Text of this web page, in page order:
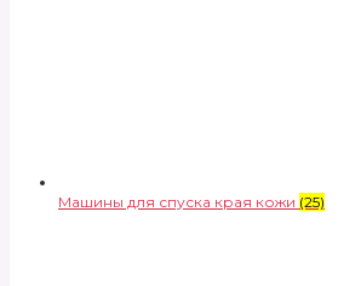
Машины для спуска края кожи (25)